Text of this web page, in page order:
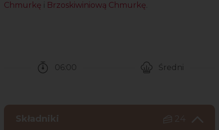
Chmurkę i Brzoskiwiniową Chmurkę.
06:00
Średni
Składniki 24